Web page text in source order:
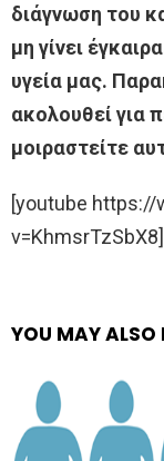
διάγνωση του
μη γίνει
υγεία μας.
ακολουθεί για
μοιραστείτε
[youtube
YOU MAY ALSO